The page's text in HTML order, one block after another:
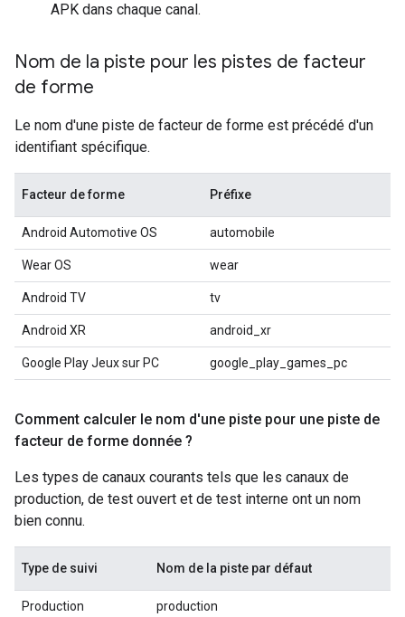
APK dans chaque canal.
Nom de la piste pour les pistes de facteur
de forme
Le nom d'une piste de facteur de forme est précédé d'un
identifiant spécifique.
Facteur de forme Préfixe
Android Automotive OS automobile
Wear OS wear
Android TV tv
Android XR android_xr
Google Play Jeux sur PC google_play_games_pc
Comment calculer le nom d'une piste pour une piste de
facteur de forme donnée ?
Les types de canaux courants tels que les canaux de
production, de test ouvert et de test interne ont un nom
bien connu.
Type de suivi Nom de la piste par défaut
Production production